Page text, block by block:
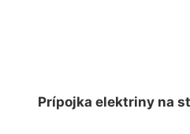
Prípojka elektriny na